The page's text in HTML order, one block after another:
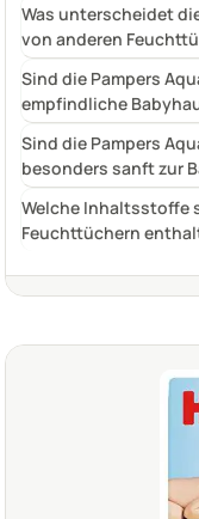
Was unterscheidet
von anderen
Sind die Pampers
empfindliche
Sind die Pampers
besonders sanft zur
Welche Inhaltsstoffe
Feuchttüchern